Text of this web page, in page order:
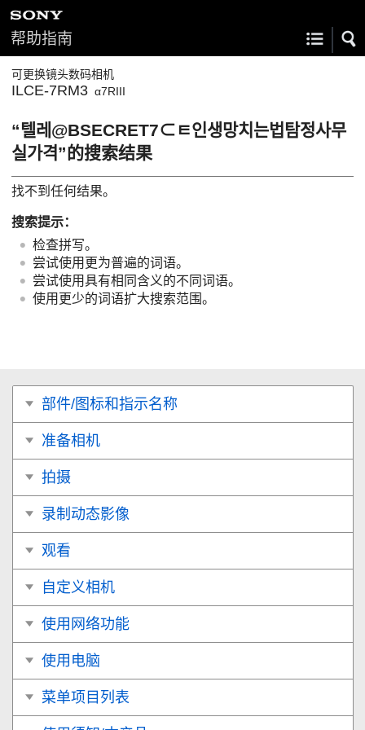
帮助指南
可更换镜头数码相机
ILCE-7RM3 α7RIII
“텔레@BSECRET7⊂ㅌ인생망치는법탐정사무
실가격”的搜索结果
找不到任何结果。
搜索提示：
检查拼写。
尝试使用更为普遍的词语。
尝试使用具有相同含义的不同词语。
使用更少的词语扩大搜索范围。
部件/图标和指示名称
准备相机
拍摄
录制动态影像
观看
自定义相机
使用网络功能
使用电脑
菜单项目列表